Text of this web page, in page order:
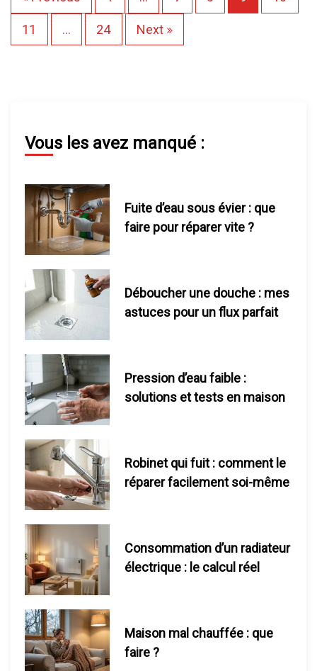
a
a
i
n
d
s
b
i
c
t
11 … 24 Next
Vous les avez manqué :
Fuite d’eau sous évier : que
faire pour réparer vite ?
Déboucher une douche : mes
astuces pour un flux parfait
Pression d’eau faible :
solutions et tests en maison
Robinet qui fuit : comment le
réparer facilement soi-même
Consommation d’un radiateur
électrique : le calcul réel
Maison mal chauffée : que
faire ?